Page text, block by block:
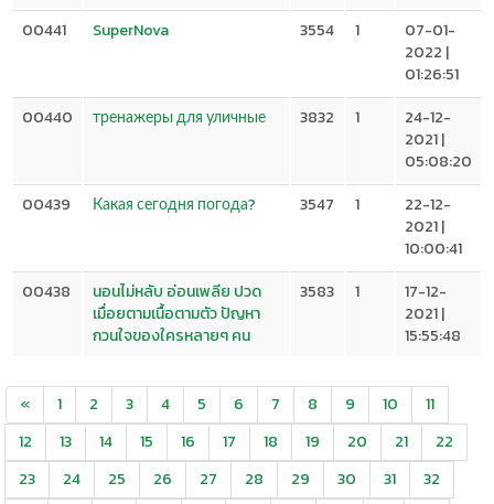
00441 SuperNova 3554 1
07-01-
2022 |
01:26:51
00440
тренажеры для уличные 3832 1
24-12-
2021 |
05:08:20
00439
Какая сегодня погода? 3547 1
22-12-
2021 |
10:00:41
00438
นอนไม่หลับ อ่อนเพลีย ปวด
เมื่อยตามเนื้อตามตัว ปัญหา
กวนใจของใครหลายๆ คน
3583 1
17-12-
2021 |
15:55:48
« 1 2 3 4 5 6 7 8 9 10
11
12
13 14 15 16 17 18 19 20 21
22
23
24 25 26 27 28 29 30 31
32